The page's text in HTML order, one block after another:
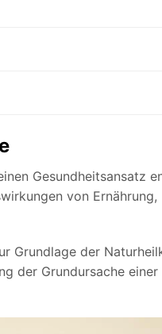
Gesundheitsansatz
von Ernährung,
Grundlage der
der Grundursache